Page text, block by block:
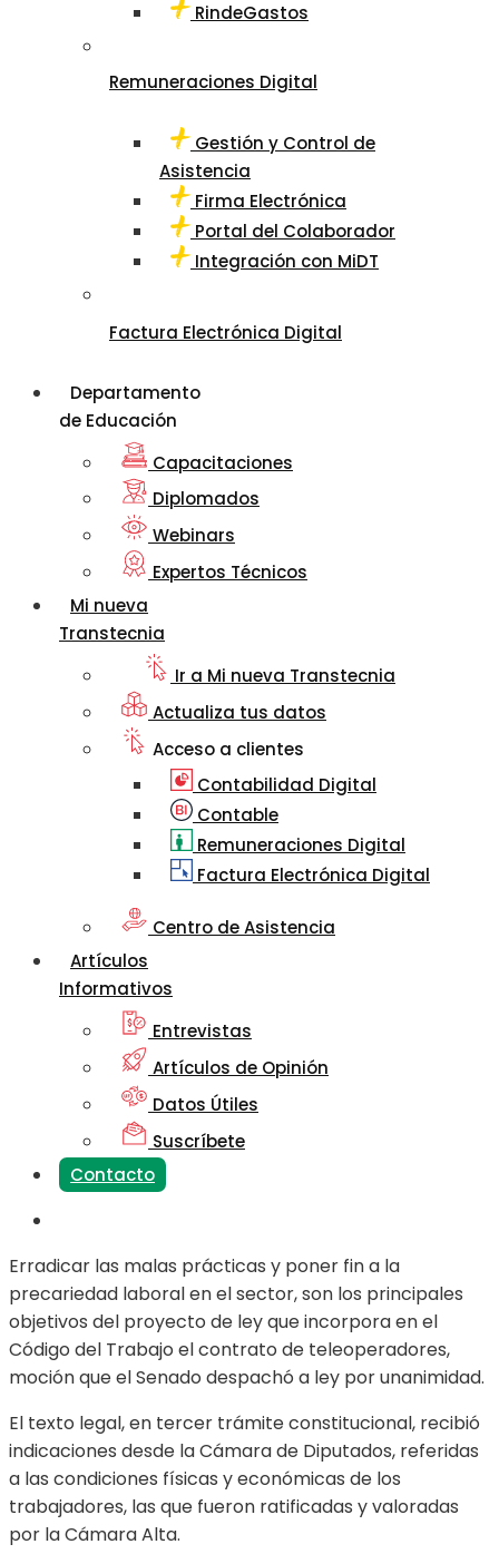
RindeGastos
Remuneraciones Digital
Gestión y Control de
Asistencia
Firma Electrónica
Portal del Colaborador
Integración con MiDT
Factura Electrónica Digital
Departamento
de Educación
Capacitaciones
Diplomados
Webinars
Expertos Técnicos
Mi nueva
Transtecnia
Ir a Mi nueva Transtecnia
Actualiza tus datos
Acceso a clientes
Contabilidad Digital
Contable
Remuneraciones Digital
Factura Electrónica Digital
Centro de Asistencia
Artículos
Informativos
Entrevistas
Artículos de Opinión
Datos Útiles
Suscríbete
Contacto
Erradicar las malas prácticas y poner fin a la
precariedad laboral en el sector, son los principales
objetivos del proyecto de ley que incorpora en el
Código del Trabajo el contrato de teleoperadores,
moción que el Senado despachó a ley por unanimidad.
El texto legal, en tercer trámite constitucional, recibió
indicaciones desde la Cámara de Diputados, referidas
a las condiciones físicas y económicas de los
trabajadores, las que fueron ratificadas y valoradas
por la Cámara Alta.